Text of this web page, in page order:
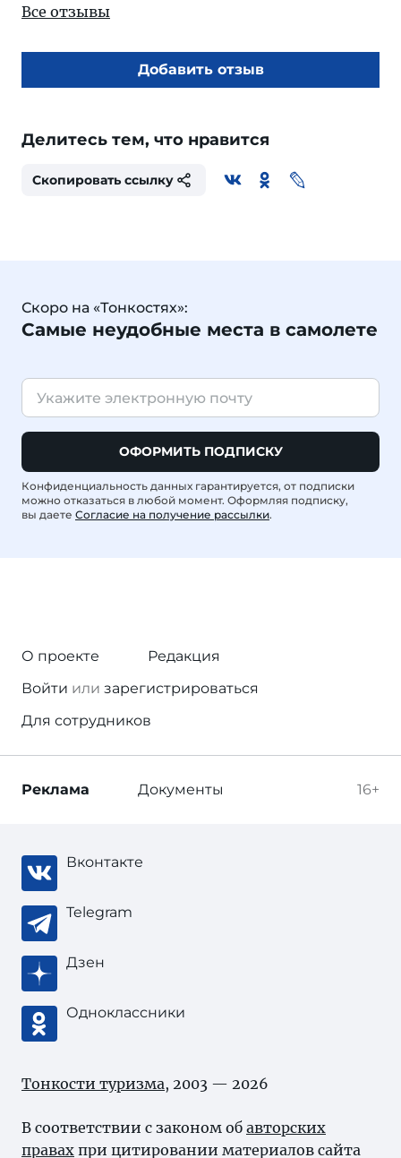
Все отзывы
Добавить отзыв
Делитесь тем, что нравится
Скопировать ссылку
Скоро на «Тонкостях»:
Самые неудобные места в самолете
ОФОРМИТЬ ПОДПИСКУ
Конфиденциальность данных гарантируется, от подписки
можно отказаться в любой момент. Оформляя подписку,
вы даете Согласие на получение рассылки.
О проекте
Редакция
Войти или зарегистрироваться
Для сотрудников
16+
Реклама Документы
Вконтакте
Telegram
Дзен
Одноклассники
Тонкости туризма, 2003 — 2026
В соответствии с законом об авторских
правах при цитировании материалов сайта